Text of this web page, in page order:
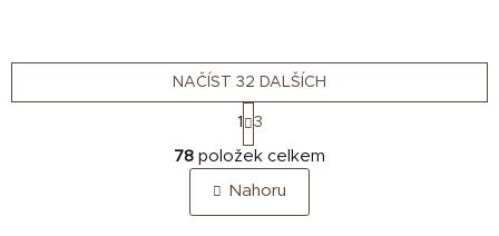
O
v
l
á
NAČÍST 32 DALŠÍCH
S
t
r
á
n
k
1 3
78 položek celkem
Nahoru